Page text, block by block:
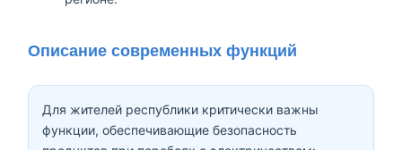
Описание современных функций
Для жителей республики критически важны
функции, обеспечивающие безопасность